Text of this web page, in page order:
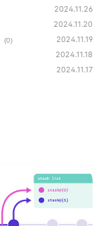
2024.11.26
2024.11.20
(0) 2024.11.19
2024.11.18
2024.11.17